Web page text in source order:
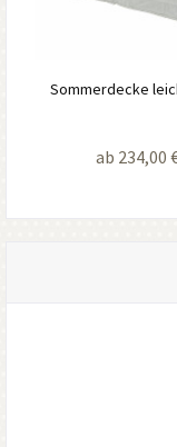
Sommerdecke
ab 234,00